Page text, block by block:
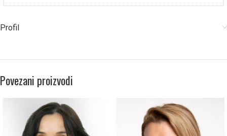
Profil
Povezani proizvodi